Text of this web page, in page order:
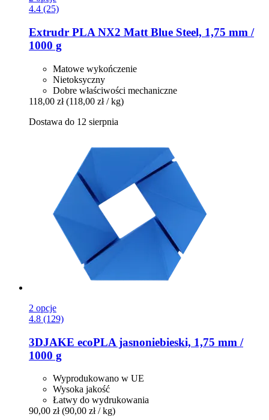
4.4 (25)
Extrudr PLA NX2 Matt Blue Steel, 1,75 mm /
1000 g
Matowe wykończenie
Nietoksyczny
Dobre właściwości mechaniczne
118,00 zł (118,00 zł / kg)
Dostawa do 12 sierpnia
2 opcje
4.8 (129)
3DJAKE ecoPLA jasnoniebieski, 1,75 mm /
1000 g
Wyprodukowano w UE
Wysoka jakość
Łatwy do wydrukowania
90,00 zł (90,00 zł / kg)